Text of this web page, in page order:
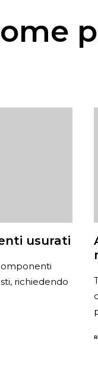
usurati
richiedendo